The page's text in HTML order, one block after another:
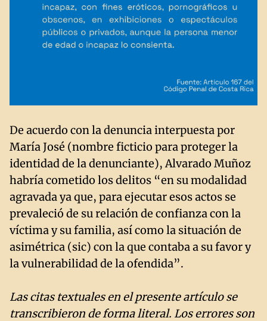
De acuerdo con la denuncia interpuesta por
María José (nombre ficticio para proteger la
identidad de la denunciante), Alvarado Muñoz
habría cometido los delitos “en su modalidad
agravada ya que, para ejecutar esos actos se
prevaleció de su relación de confianza con la
víctima y su familia, así como la situación de
asimétrica (sic) con la que contaba a su favor y
la vulnerabilidad de la ofendida”.
Las citas textuales en el presente artículo se
transcribieron de forma literal. Los errores son